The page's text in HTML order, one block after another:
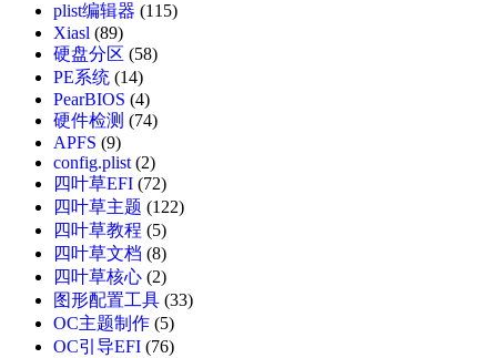
plist编辑器 (115)
Xiasl (89)
硬盘分区 (58)
PE系统 (14)
PearBIOS (4)
硬件检测 (74)
APFS (9)
config.plist(2)
四叶草EFI (72)
四叶草主题 (122)
四叶草教程 (5)
四叶草文档 (8)
四叶草核心 (2)
图形配置工具 (33)
OC主题制作 (5)
OC引导EFI (76)